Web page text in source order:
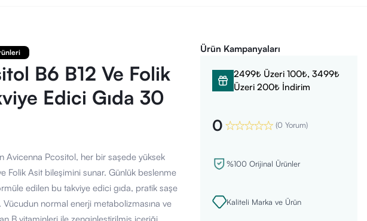
B6 B12 Ve Folik
Edici Gıda 30
Avicenna Pcositol, her bir saşede yüksek
Folik Asit bileşimini sunar. Günlük beslenme
edilen bu takviye edici gıda, pratik saşe
Vücudun normal enerji metabolizmasına ve
Ürün Kampanyaları
2499₺ Üzeri 100₺, 3499₺
Üzeri 200₺ İndirim
0 (0 Yorum)
%100 Orijinal Ürünler
Kaliteli Marka ve Ürün